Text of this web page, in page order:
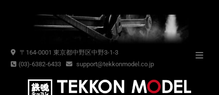
〒164-0001 東京都中野区中野3-1-3
(03)-6382-6433
support@tekkonmodel.co.jp